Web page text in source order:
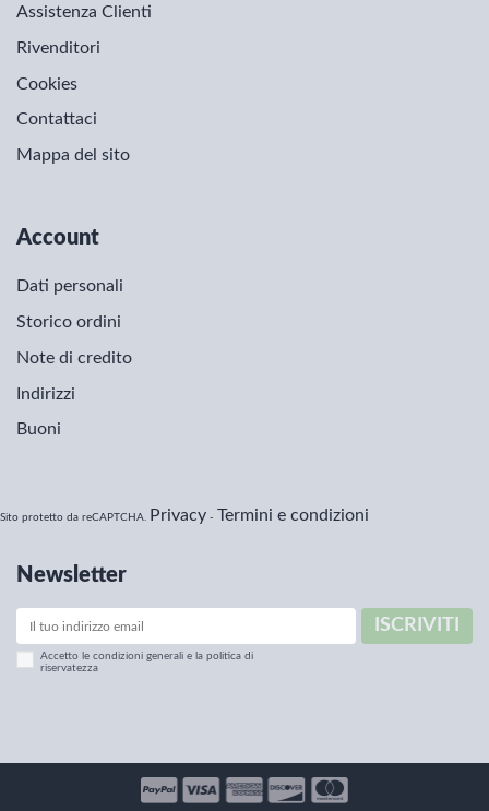
Assistenza Clienti
Rivenditori
Cookies
Contattaci
Mappa del sito
Account
Dati personali
Storico ordini
Note di credito
Indirizzi
Buoni
Sito protetto da reCAPTCHA. Privacy - Termini e condizioni
Newsletter
ISCRIVITI
Accetto le condizioni generali e la politica di
riservatezza